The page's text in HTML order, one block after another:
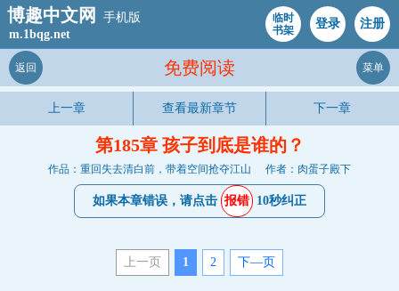
博趣中文网
手机版
m.1bqg.net
临时
书架
登录 注册
免费阅读
返回 菜单
上一章 查看最新章节 下一章
第185章 孩子到底是谁的？
作品：重回失去清白前，带着空间抢夺江山 作者：肉蛋子殿下
如果本章错误，请点击 报错 10秒纠正
上一页 1 2 下—页